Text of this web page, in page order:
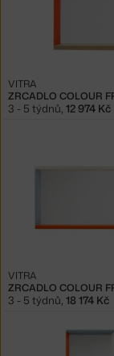
VITRA
3 - 5 týdnů, 12 974 Kč
VITRA
3 - 5 týdnů, 18 174 Kč